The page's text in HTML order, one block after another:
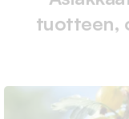
tuotteen,